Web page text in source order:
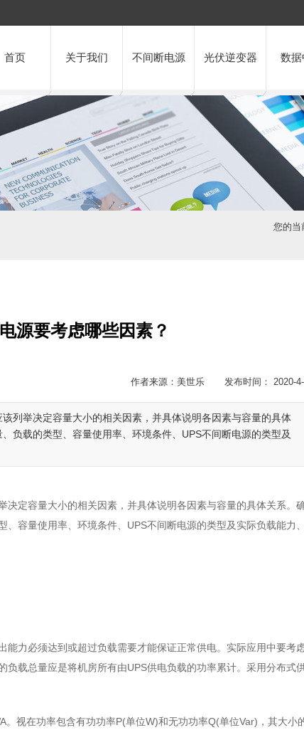
首页 关于我们 不间断电源 光伏逆变器 数
您的
源要考虑哪些因素？
作者来源：美世乐 发布时间： 2020-
列举决定容量大小的相关因素，并具体说明各因素与容量的具体
负载的类型、容量使用率、环境条件、UPS不间断电源的类型及
决定容量大小的相关因素，并具体说明各因素与容量的具体关系。
容量使用率、环境条件、UPS不间断电源的类型及实际负载能力
能力必须达到或超过负载需要才能保证正常供电。实际应用中要考
载总量应是将机房所有由UPS供电负载的功率累计。采用分布式
视在功率包含有功功率P(单位W)和无功功率Q(单位Var)，其大小